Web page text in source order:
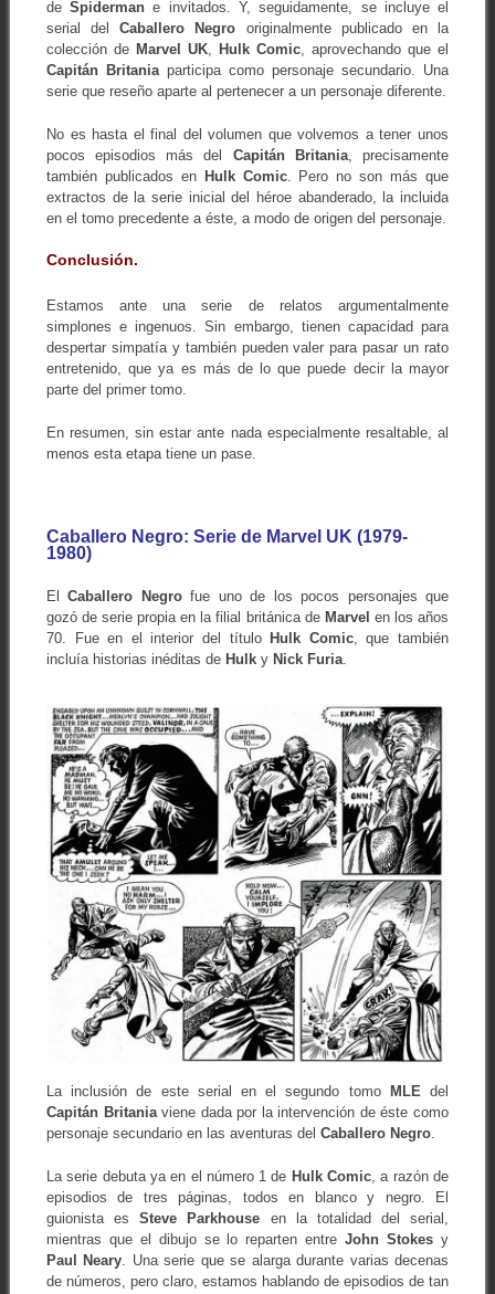
deSpiderman e invitados. Y, seguidamente, se incluye el
serial delCaballero Negro originalmente publicado en la
colección de Marvel UK, Hulk Comic, aprovechando que el
Capitán Britaniaparticipa como personaje secundario. Una
serie que reseño aparte al pertenecer a un personaje diferente.
No es hasta el final del volumen que volvemos a tener unos
pocos episodios más del Capitán Britania, precisamente
también publicados en Hulk Comic. Pero no son más que
extractos de la serie inicial del héroe abanderado, la incluida
en el tomo precedente a éste, a modo de origen del personaje.
Conclusión.
Estamos ante una serie de relatos argumentalmente
simplones e ingenuos. Sin embargo, tienen capacidad para
despertar simpatía y también pueden valer para pasar un rato
entretenido, que ya es más de lo que puede decir la mayor
parte del primer tomo.
En resumen, sin estar ante nada especialmente resaltable, al
menos esta etapa tiene un pase.
Caballero Negro: Serie de Marvel UK (1979-
1980)
ElCaballero Negrofue uno de los pocos personajes que
gozó de serie propia en la filial británica de Marvel en los años
70. Fue en el interior del títuloHulk Comic, que también
incluía historias inéditas de Hulky Nick Furia.
La inclusión de este serial en el segundo tomo MLEdel
Capitán Britaniaviene dada por la intervención de éste como
personaje secundario en las aventuras del Caballero Negro.
La serie debuta ya en el número 1 de Hulk Comic , a razón de
episodios de tres páginas, todos en blanco y negro. El
guionista esSteve Parkhouse en la totalidad del serial,
mientras que el dibujo se lo reparten entreJohn Stokes y
Paul Neary . Una serie que se alarga durante varias decenas
de números, pero claro, estamos hablando de episodios de tan